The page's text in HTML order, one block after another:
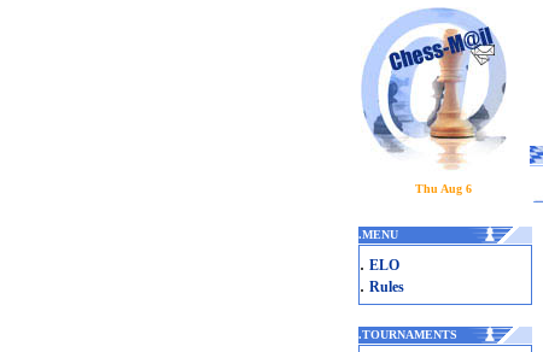
Thu Aug 6
.MENU
. ELO
. Rules
.TOURNAMENTS